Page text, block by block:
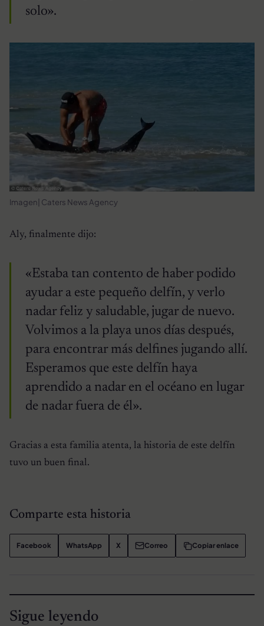
solo».
Imagen| Caters News Agency
Aly, finalmente dijo:
«Estaba tan contento de haber podido
ayudar a este pequeño delfín, y verlo
nadar feliz y saludable, jugar de nuevo.
Volvimos a la playa unos días después,
para encontrar más delfines jugando allí.
Esperamos que este delfín haya
aprendido a nadar en el océano en lugar
de nadar fuera de él».
Gracias a esta familia atenta, la historia de este delfín
tuvo un buen final.
Comparte esta historia
Facebook WhatsApp X Correo Copiar enlace
Sigue leyendo